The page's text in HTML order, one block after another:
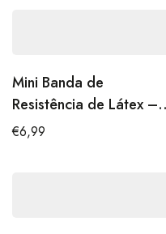
Mini Banda de
Resistência de Látex –
Forte
€6,99